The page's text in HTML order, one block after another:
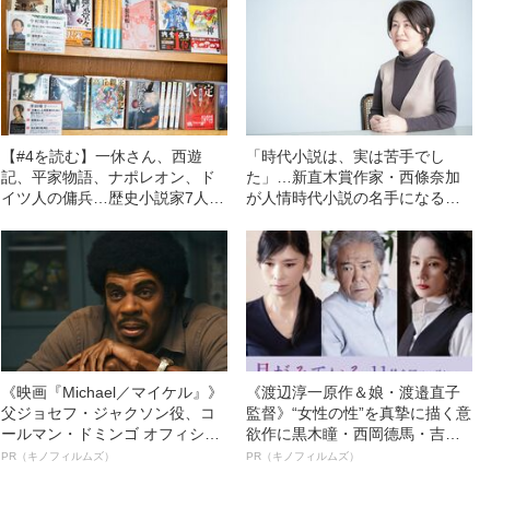
【#4を読む】一休さん、西遊
記、平家物語、ナポレオン、ド
イツ人の傭兵…歴史小説家7人が
ル秘ネタ」
「時代小説は、実は苦手でし
た」…新直木賞作家・西條奈加
が人情時代小説の名手になるま
《映画『Michael／マイケル』》
父ジョセフ・ジャクソン役、コ
ールマン・ドミンゴ オフィシャ
ルインタビュー“観客を魅了した
PR（キノフィルムズ）
《渡辺淳一原作＆娘・渡邉直子
監督》“女性の性”を真摯に描く意
欲作に黒木瞳・西岡德馬・吉田
羊が出演決定！《映画『月がみ
PR（キノフィルムズ）